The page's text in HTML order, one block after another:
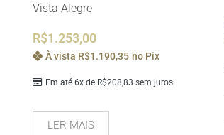
Vista Alegre
R$1.253,00
Em até 6x de R$208,83 sem juros
À vista R$1.190,35 no Pix
LER MAIS